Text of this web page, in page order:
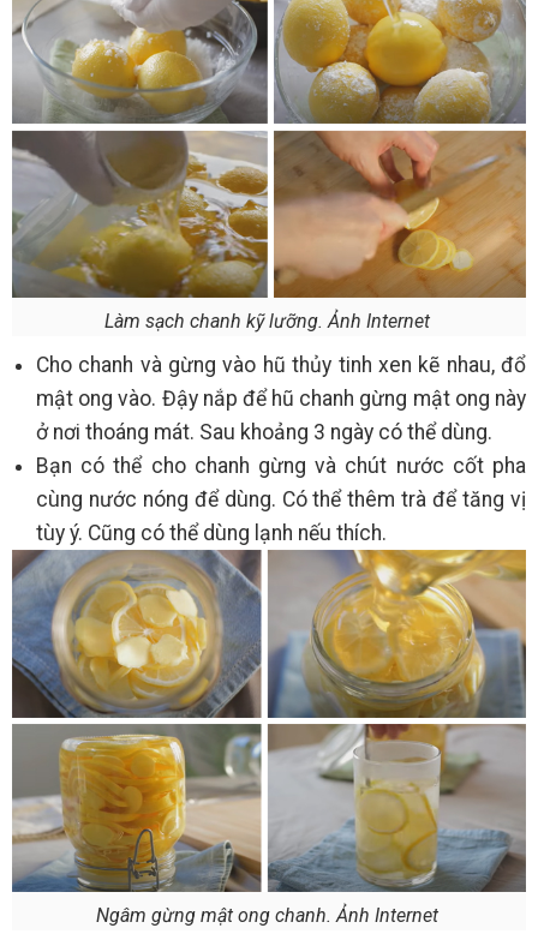
Làm sạch chanh kỹ lưỡng. Ảnh Internet
Cho chanh và gừng vào hũ thủy tinh xen kẽ nhau, đổ
mật ong vào. Đậy nắp để hũ chanh gừng mật ong này
ở nơi thoáng mát. Sau khoảng 3 ngày có thể dùng.
Bạn có thể cho chanh gừng và chút nước cốt pha
cùng nước nóng để dùng. Có thể thêm trà để tăng vị
tùy ý. Cũng có thể dùng lạnh nếu thích.
Ngâm gừng mật ong chanh. Ảnh Internet